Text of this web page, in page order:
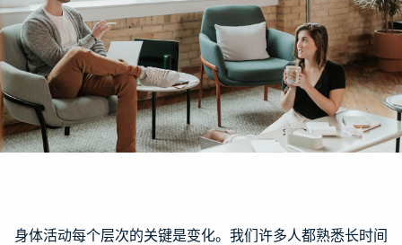
身体活动每个层次的关键是变化。我们许多人都熟悉长时间